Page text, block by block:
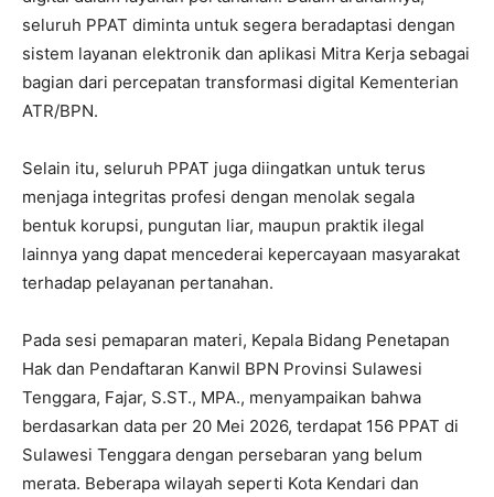
seluruh PPAT diminta untuk segera beradaptasi dengan
sistem layanan elektronik dan aplikasi Mitra Kerja sebagai
bagian dari percepatan transformasi digital Kementerian
ATR/BPN.
Selain itu, seluruh PPAT juga diingatkan untuk terus
menjaga integritas profesi dengan menolak segala
bentuk korupsi, pungutan liar, maupun praktik ilegal
lainnya yang dapat mencederai kepercayaan masyarakat
terhadap pelayanan pertanahan.
Pada sesi pemaparan materi, Kepala Bidang Penetapan
Hak dan Pendaftaran Kanwil BPN Provinsi Sulawesi
Tenggara, Fajar, S.ST., MPA., menyampaikan bahwa
berdasarkan data per 20 Mei 2026, terdapat 156 PPAT di
Sulawesi Tenggara dengan persebaran yang belum
merata. Beberapa wilayah seperti Kota Kendari dan